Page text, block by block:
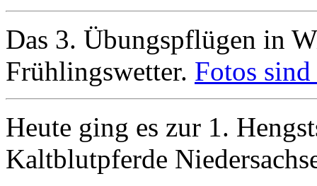
Das 3. Übungspflügen in
Frühlingswetter. Fotos
Heute ging es zur 1.
Kaltblutpferde